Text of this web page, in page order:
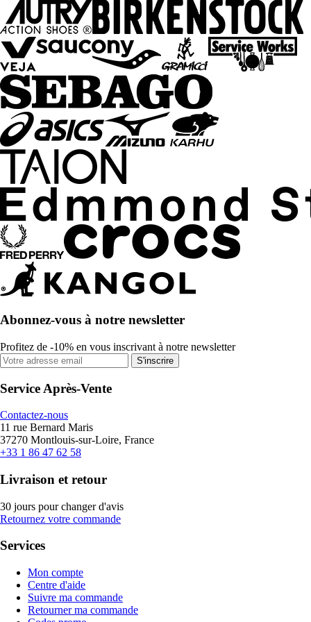
Abonnez-vous à notre newsletter
Profitez de -10% en vous inscrivant à notre newsletter
S'inscrire
Service Après-Vente
Contactez-nous
11 rue Bernard Maris
37270 Montlouis-sur-Loire, France
+33 1 86 47 62 58
Livraison et retour
30 jours pour changer d'avis
Retournez votre commande
Services
Mon compte
Centre d'aide
Suivre ma commande
Retourner ma commande